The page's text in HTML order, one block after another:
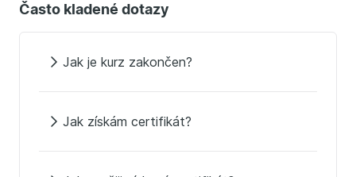
Často kladené dotazy
Jak je kurz zakončen?
Jak získám certifikát?